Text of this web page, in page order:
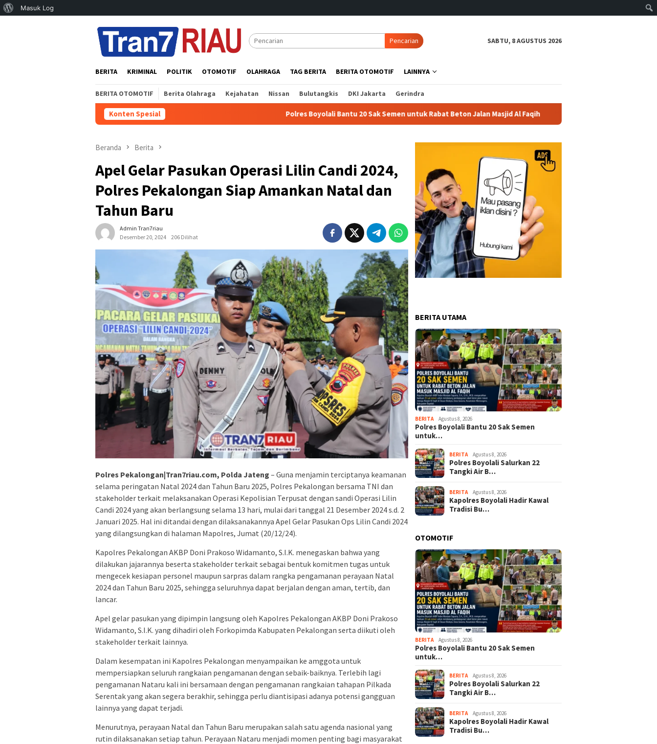
Tentang
Masuk Log
Pencarian SABTU, 8 AGUSTUS 2026
BERITA KRIMINAL POLITIK OTOMOTIF OLAHRAGA TAG BERITA BERITA OTOMOTIF LAINNYA
BERITA OTOMOTIF Berita Olahraga Kejahatan Nissan Bulutangkis DKI Jakarta Gerindra
Konten Spesial Polres Boyolali Bantu 20 Sak Semen untuk Rabat Beton Jalan Masjid Al Faqih Polres Boyolali Salurkan 22 Tangki Air
Beranda Berita
Apel Gelar Pasukan Operasi Lilin Candi 2024,
Polres Pekalongan Siap Amankan Natal dan
Tahun Baru
Admin Tran7riau
Desember 20, 2024
206 Dilihat
Polres Pekalongan|Tran7riau.com, Polda Jateng – Guna menjamin terciptanya keamanan
selama peringatan Natal 2024 dan Tahun Baru 2025, Polres Pekalongan bersama TNI dan
stakeholder terkait melaksanakan Operasi Kepolisian Terpusat dengan sandi Operasi Lilin
Candi 2024 yang akan berlangsung selama 13 hari, mulai dari tanggal 21 Desember 2024 s.d. 2
Januari 2025. Hal ini ditandai dengan dilaksanakannya Apel Gelar Pasukan Ops Lilin Candi 2024
yang dilangsungkan di halaman Mapolres, Jumat (20/12/24).
Kapolres Pekalongan AKBP Doni Prakoso Widamanto, S.I.K. menegaskan bahwa yang
dilakukan jajarannya beserta stakeholder terkait sebagai bentuk komitmen tugas untuk
mengecek kesiapan personel maupun sarpras dalam rangka pengamanan perayaan Natal
2024 dan Tahun Baru 2025, sehingga seluruhnya dapat berjalan dengan aman, tertib, dan
lancar.
Apel gelar pasukan yang dipimpin langsung oleh Kapolres Pekalongan AKBP Doni Prakoso
Widamanto, S.I.K. yang dihadiri oleh Forkopimda Kabupaten Pekalongan serta diikuti oleh
stakeholder terkait lainnya.
Dalam kesempatan ini Kapolres Pekalongan menyampaikan ke amggota untuk
mempersiapkan seluruh rangkaian pengamanan dengan sebaik-baiknya. Terlebih lagi
pengamanan Nataru kali ini bersamaan dengan pengamanan rangkaian tahapan Pilkada
Serentak yang akan segera berakhir, sehingga perlu diantisipasi adanya potensi gangguan
lainnya yang dapat terjadi.
Menurutnya, perayaan Natal dan Tahun Baru merupakan salah satu agenda nasional yang
rutin dilaksanakan setiap tahun. Perayaan Nataru menjadi momen penting bagi masyarakat
BERITA UTAMA
BERITA Agustus 8, 2026
Polres Boyolali Bantu 20 Sak Semen
untuk…
BERITA Agustus 8, 2026
Polres Boyolali Salurkan 22
Tangki Air B…
BERITA Agustus 8, 2026
Kapolres Boyolali Hadir Kawal
Tradisi Bu…
OTOMOTIF
BERITA Agustus 8, 2026
Polres Boyolali Bantu 20 Sak Semen
untuk…
BERITA Agustus 8, 2026
Polres Boyolali Salurkan 22
Tangki Air B…
BERITA Agustus 8, 2026
Kapolres Boyolali Hadir Kawal
Tradisi Bu…